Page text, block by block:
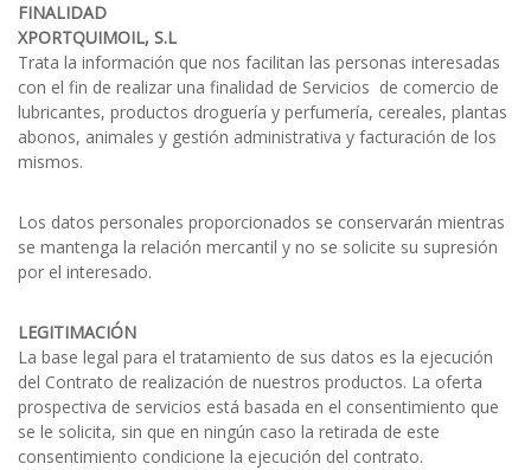
FINALIDAD
XPORTQUIMOIL, S.L
Trata la información que nos facilitan las personas interesadas
con el fin de realizar una finalidad de Servicios de comercio de
lubricantes, productos droguería y perfumería, cereales, plantas
abonos, animales y gestión administrativa y facturación de los
mismos.
Los datos personales proporcionados se conservarán mientras
se mantenga la relación mercantil y no se solicite su supresión
por el interesado.
LEGITIMACIÓN
La base legal para el tratamiento de sus datos es la ejecución
del Contrato de realización de nuestros productos. La oferta
prospectiva de servicios está basada en el consentimiento que
se le solicita, sin que en ningún caso la retirada de este
consentimiento condicione la ejecución del contrato.